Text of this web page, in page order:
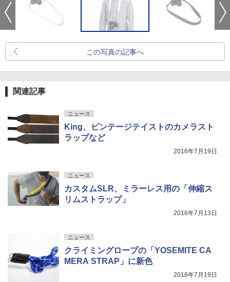
この写真の記事へ
関連記事
ニュース
King、ビンテージテイストのカメラスト
ラップなど
2016年7月19日
ニュース
カスタムSLR、ミラーレス用の「伸縮ス
リムストラップ」
2016年7月13日
ニュース
クライミングロープの「YOSEMITE CA
MERA STRAP」に新色
2016年7月19日